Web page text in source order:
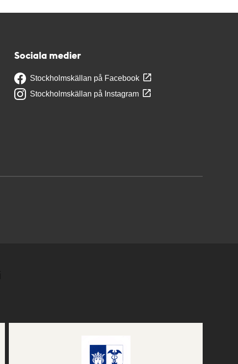
Sociala medier
Stockholmskällan på Facebook
Stockholmskällan på Instagram